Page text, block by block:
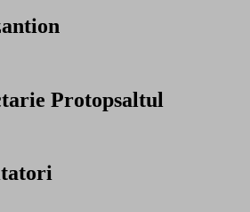
Protopsaltul